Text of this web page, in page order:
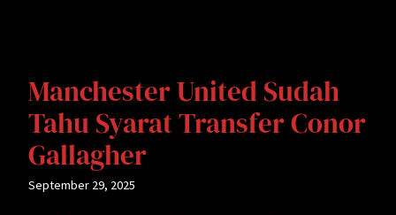
Manchester United Sudah
Tahu Syarat Transfer Conor
Gallagher
September 29, 2025